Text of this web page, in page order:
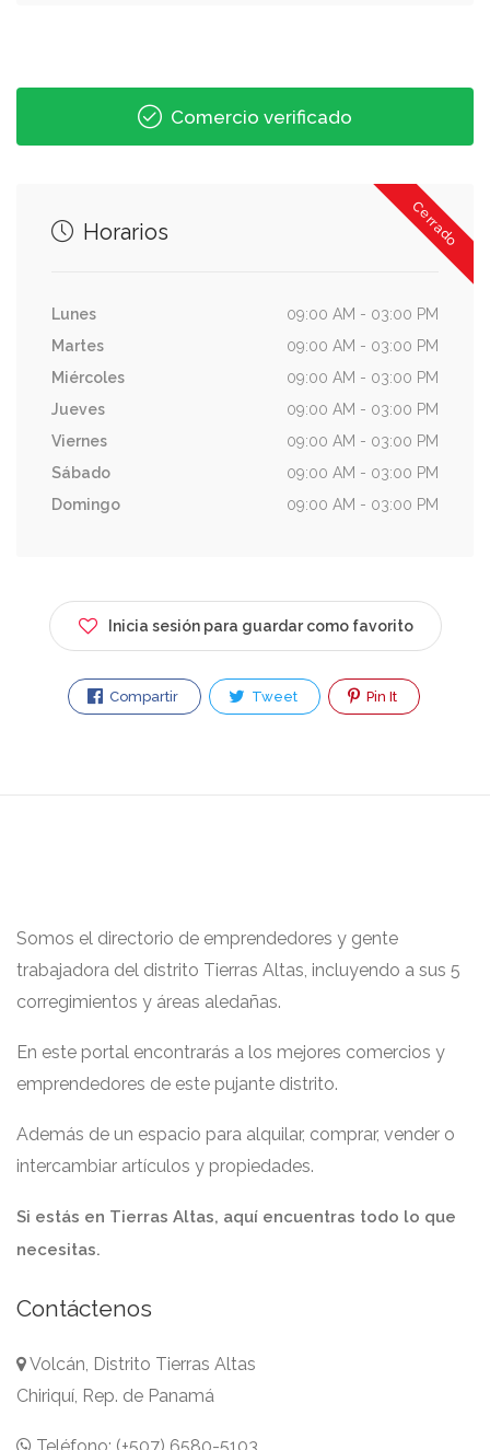
Comercio verificado
Cerrado
Horarios
Lunes
09:00 AM - 03:00 PM
Martes
09:00 AM - 03:00 PM
Miércoles
09:00 AM - 03:00 PM
Jueves
09:00 AM - 03:00 PM
Viernes
09:00 AM - 03:00 PM
Sábado
09:00 AM - 03:00 PM
Domingo
09:00 AM - 03:00 PM
Inicia sesión para guardar como favorito
Compartir Tweet Pin It
Somos el directorio de emprendedores y gente
trabajadora del distrito Tierras Altas, incluyendo a sus 5
corregimientos y áreas aledañas.
En este portal encontrarás a los mejores comercios y
emprendedores de este pujante distrito.
Además de un espacio para alquilar, comprar, vender o
intercambiar artículos y propiedades.
Si estás en Tierras Altas, aquí encuentras todo lo que
necesitas.
Contáctenos
Volcán, Distrito Tierras Altas
Chiriquí, Rep. de Panamá